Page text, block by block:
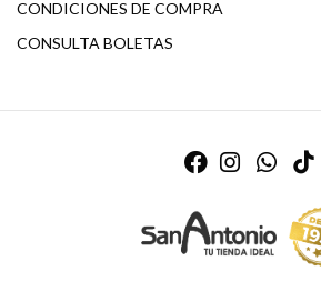
CONDICIONES DE COMPRA
CONSULTA BOLETAS